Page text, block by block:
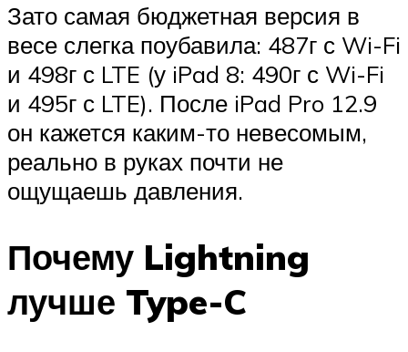
Зато самая бюджетная версия в
весе слегка поубавила: 487г с Wi-Fi
и 498г с LTE (у iPad 8: 490г с Wi-Fi
и 495г с LTE). После iPad Pro 12.9
он кажется каким-то невесомым,
реально в руках почти не
ощущаешь давления.
Почему Lightning
лучше Type-C